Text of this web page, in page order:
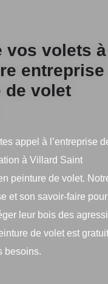
vos volets à
entreprise
de volet
appel à l’entreprise
à Villard Saint
peinture de volet.
et son savoir-faire pour
leur bois des
de volet est
besoins.